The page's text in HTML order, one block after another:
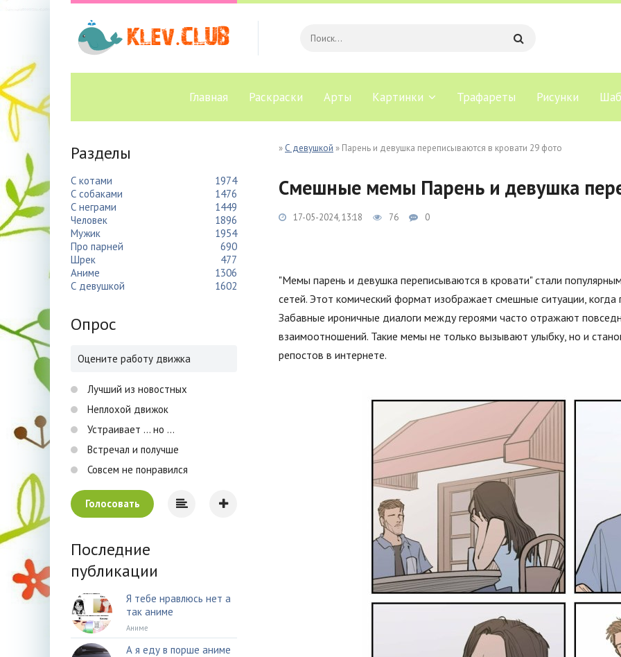
Главная Раскраски Арты Картинки Трафареты Рисунки
» С девушкой » Парень и девушка переписываются в кровати 29 фото
Смешные мемы Парень и девушка
17-05-2024, 13:18 76 0
"Мемы парень и девушка переписываются в кровати" стали
сетей. Этот комический формат изображает смешные ситуации,
Забавные ироничные диалоги между героями часто отражают
взаимоотношений. Такие мемы не только вызывают улыбку, но и
репостов в интернете.
Разделы
С котами
1974
С собаками
1476
С неграми
1449
Человек
1896
Мужик
1954
Про парней
690
Шрек
477
Аниме
1306
С девушкой
1602
Опрос
Оцените работу движка
Лучший из новостных
Неплохой движок
Устраивает ... но ...
Встречал и получше
Совсем не понравился
Голосовать
Последние
публикации
Я тебе нравлюсь нет а
так аниме
Аниме
А я еду в порше аниме